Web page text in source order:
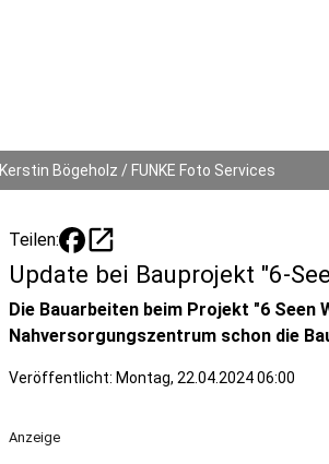
Kerstin Bögeholz / FUNKE Foto Services
Teilen: open_in_new
Update bei Bauprojekt "6-
Die Bauarbeiten beim Projekt "6 Seen
Nahversorgungszentrum schon die
Veröffentlicht: Montag, 22.04.2024 06:00
Anzeige